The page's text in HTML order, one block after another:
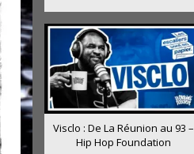
Visclo : De La Réunion au 93 –
Hip Hop Foundation